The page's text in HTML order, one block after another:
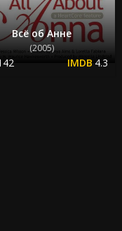
Всё об Анне
(2005)
4.3